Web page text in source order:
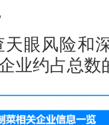
眼风险和
业约占总数